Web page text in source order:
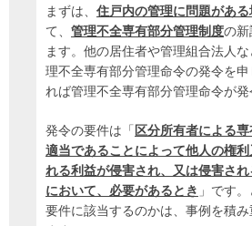
まずは、 住戸内の管理に問題がある
て、 管理不全専有部分管理制度の新
ます。他の居住者や管理組合法人
理不全専有部分管理命令の発令を
れば管理不全専有部分管理命令が発
発令の要件は「 区分所有者による
適当であることによって他人の権
れる利益が侵害され、又は侵害さ
において、必要があるとき 」です
要件に該当するのかは、事例を積み